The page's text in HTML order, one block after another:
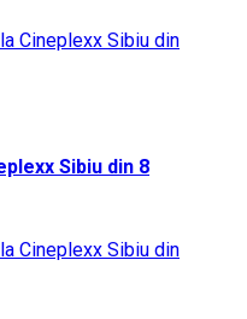
Sibiu din 8